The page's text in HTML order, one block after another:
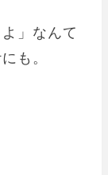
」なんて
も。